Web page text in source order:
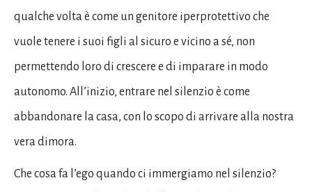
qualche volta è come un genitore iperprotettivo che
vuole tenere i suoi figli al sicuro e vicino a sé, non
permettendo loro di crescere e di imparare in modo
autonomo. All’inizio, entrare nel silenzio è come
abbandonare la casa, con lo scopo di arrivare alla nostra
vera dimora.
Che cosa fa l’ego quando ci immergiamo nel silenzio?